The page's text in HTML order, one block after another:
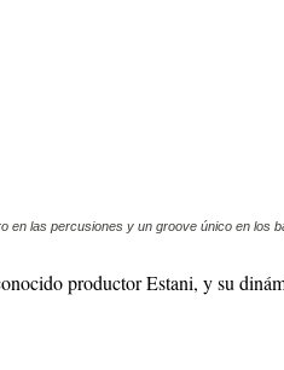
las percusiones y un groove único en los
productor Estani, y su